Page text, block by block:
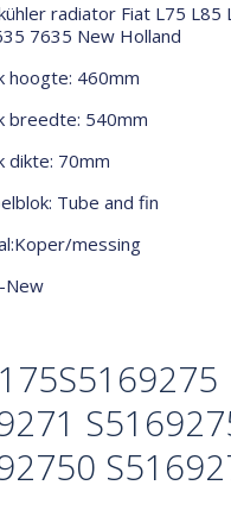
radiator Fiat L75 L85
7635 New Holland
hoogte: 460mm
breedte: 540mm
dikte: 70mm
Tube and fin
messing
New